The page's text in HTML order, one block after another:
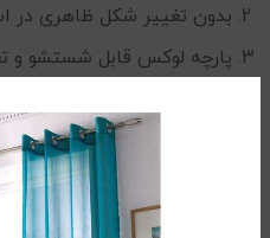
بدون تغییر شکل ظاهری در
پارچه لوکس قابل شستشو و
روکش صد در صد نخ پنبه
دارای پارچه لطیف با تبادل
کیفیت بسیار عالی و لوکس